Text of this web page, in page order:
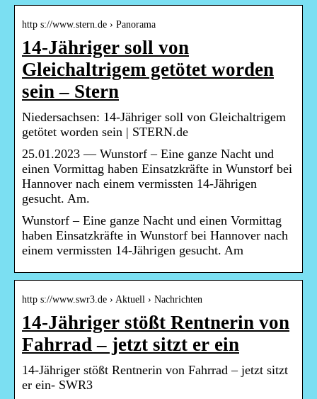
http s://www.stern.de › Panorama
14-Jähriger soll von
Gleichaltrigem getötet worden
sein – Stern
Niedersachsen: 14-Jähriger soll von Gleichaltrigem
getötet worden sein | STERN.de
25.01.2023 — Wunstorf – Eine ganze Nacht und
einen Vormittag haben Einsatzkräfte in Wunstorf bei
Hannover nach einem vermissten 14-Jährigen
gesucht. Am.
Wunstorf – Eine ganze Nacht und einen Vormittag
haben Einsatzkräfte in Wunstorf bei Hannover nach
einem vermissten 14-Jährigen gesucht. Am
http s://www.swr3.de › Aktuell › Nachrichten
14-Jähriger stößt Rentnerin von
Fahrrad – jetzt sitzt er ein
14-Jähriger stößt Rentnerin von Fahrrad – jetzt sitzt
er ein- SWR3